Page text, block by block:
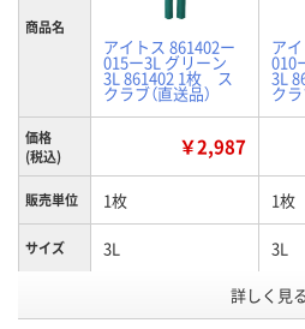
商品名
アイトス 861402ー
015ー3L グリーン
3L 861402 1枚 ス
クラブ（直送品）
ア
010
3L
クラ
価格
(税込)
￥2,987
販売単位 1枚 1枚
サイズ 3L 3L
ブラ
詳しく見る